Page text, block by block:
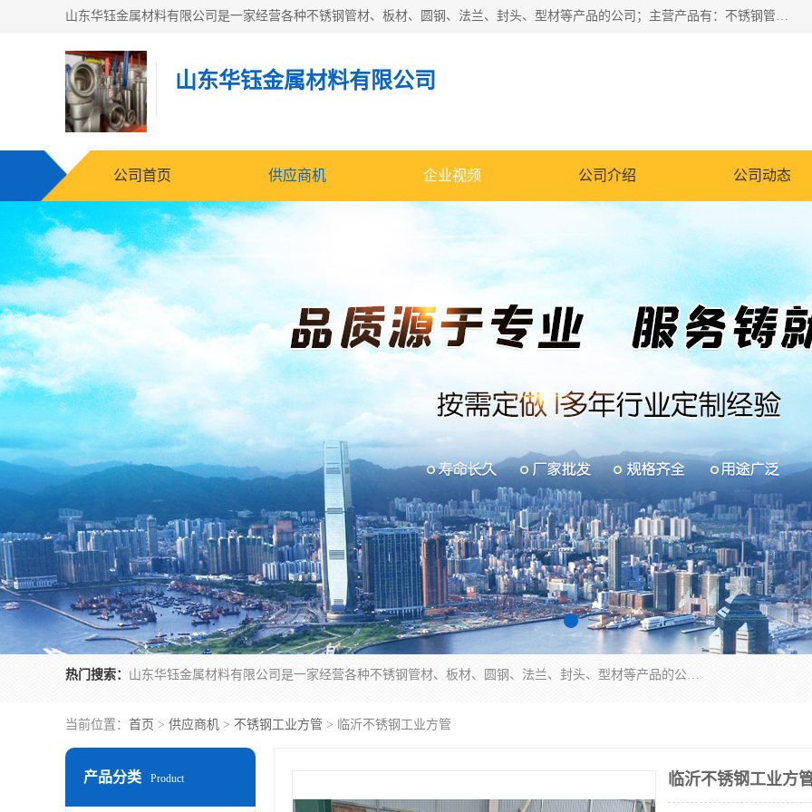
山东华钰金属材料有限公司是一家经营各种不锈钢管材、板材、圆钢、法兰、封头、型材等产品的公司；主营产品有：不锈钢管，激光切割，管件标准件，不锈钢圆钢，不锈钢人孔，不锈钢亮管，不锈钢角钢，不锈钢加工，不锈钢管子，不锈钢工业方管，不锈钢封头，不锈钢法兰，不锈钢阀门，不锈钢槽钢，不锈钢扁钢，不锈钢板等；可为客户制作各种规格的型材及不锈钢配件、非标准件及各种容器具等，能满足客户的不同采购要求。
山东华钰金属材料有限公司
公司首页 供应商机 企业视频 公司介绍 公司动态
热门搜索： 山东华钰金属材料有限公司是一家经营各种不锈钢管材、板材、圆钢、法兰、封头、型材等产品的公司；主营产品有：不锈钢管，激光切割，管件标准件，不锈钢圆钢，不锈钢人孔，不锈钢亮管，不锈钢角钢，不锈钢加工，不锈钢管子，不锈钢工业方管，不锈钢封头，不锈钢法兰，不锈钢阀门，不锈钢槽钢，不锈钢扁钢，不锈钢板等；可为客户制作各种规格的型材及不锈钢配件、非标准件及各种容器具等，能满足客户的不同采购要求。
当前位置： 首页 > 供应商机 > 不锈钢工业方管 > 临沂不锈钢工业方管
产品分类 Product 临沂不锈钢工业方